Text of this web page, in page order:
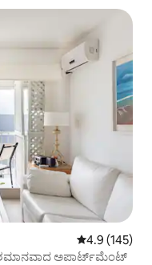
5 ರಲ್ಲಿ 4.9
4.9 (145)
ಅಪಾರ್ಟ್‌ಮೆಂಟ್